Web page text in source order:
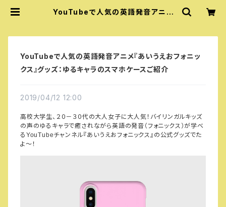
YouTubeで人気の英語発音アニメ
いうえおフォニックス』公式グッズ
YouTubeで人気の英語発音アニメ『あいうえおフォニッ
クス』グッズ：ゆるキャラのスマホケースご紹介
2019/04/12 12:00
高校大学生、２０－３０代の大人女子に大人気！バイリンガルキッズ
の声のゆるキャラで癒されながら英語の発音（フォニックス）が学べ
る YouTubeチャンネル『あいうえおフォニックス』の公式グッズでた
よ～！